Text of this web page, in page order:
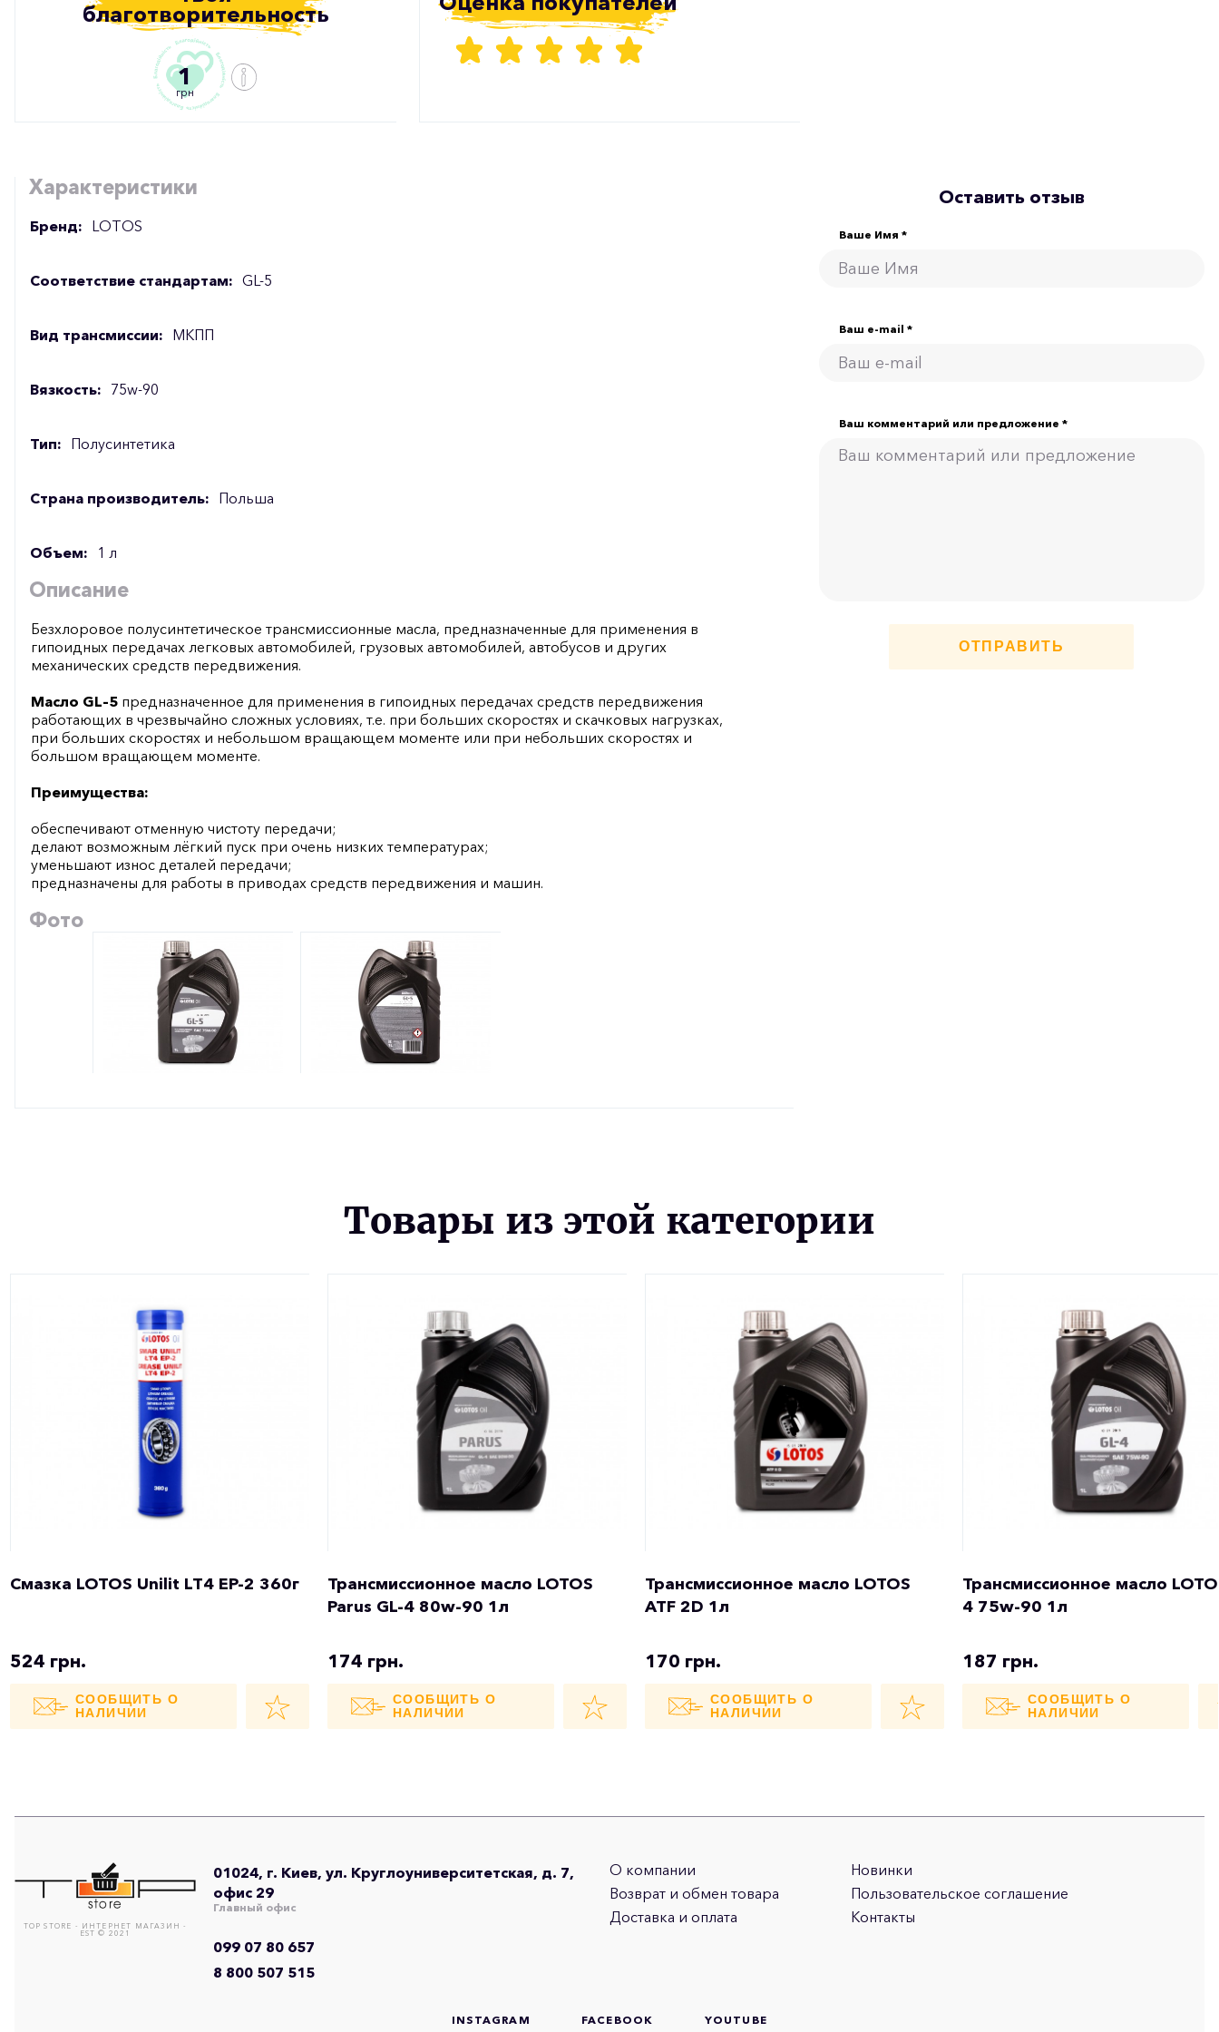
благотворительность
1
грн
Характеристики
Бренд: LOTOS
Соответствие стандартам: GL-5
Вид трансмиссии: МКПП
Вязкость: 75w-90
Тип: Полусинтетика
Страна производитель: Польша
Объем: 1 л
Описание
Безхлоровое полусинтетическое трансмиссионные масла, предназначенные для применения в
гипоидных передачах легковых автомобилей, грузовых автомобилей, автобусов и других
механических средств передвижения.
Масло GL–5 предназначенное для применения в гипоидных передачах средств передвижения
работающих в чрезвычайно сложных условиях, т.е. при больших скоростях и скачковых нагрузках,
при больших скоростях и небольшом вращающем моменте или при небольших скоростях и
большом вращающем моменте.
Преимущества:
обеспечивают отменную чистоту передачи;
делают возможным лёгкий пуск при очень низких температурах;
уменьшают износ деталей передачи;
предназначены для работы в приводах средств передвижения и машин.
Фото
Оставить отзыв
Ваше Имя *
Ваш e-mail *
Ваш комментарий или предложение *
ОТПРАВИТЬ
Товары из этой категории
Смазка LOTOS Unilit LT4 EP-2 360г
524 грн.
СООБЩИТЬ О
НАЛИЧИИ
Трансмиссионное масло LOTOS
Parus GL-4 80w-90 1л
174 грн.
СООБЩИТЬ О
НАЛИЧИИ
Трансмиссионное масло LOTOS
ATF 2D 1л
170 грн.
СООБЩИТЬ О
НАЛИЧИИ
Трансмиссионное масло
4 75w-90 1л
187 грн.
СООБЩИТЬ О
НАЛИЧИИ
TOP STORE - ИНТЕРНЕТ МАГАЗИН -
EST © 2021
01024, г. Киев, ул. Круглоуниверситетская, д. 7,
офис 29
Главный офис
099 07 80 657
8 800 507 515
О компании
Возврат и обмен товара
Доставка и оплата
Новинки
Пользовательское соглашение
Контакты
INSTAGRAM FACEBOOK YOUTUBE